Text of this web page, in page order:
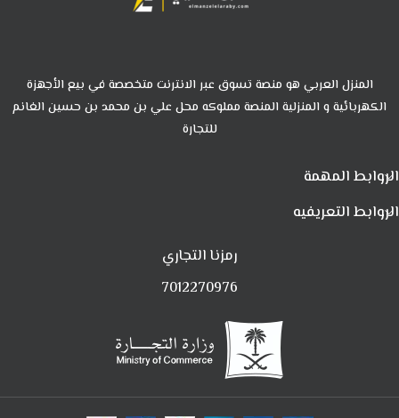
المنزل العربي هو منصة تسوق عبر الانترنت متخصصة في بيع الأجهزة
الكهربائية و المنزلية المنصة مملوكه محل علي بن محمد بن حسين الغانم
للتجارة
الروابط المهمة
الروابط التعريفيه
رمزنا التجاري
7012270976